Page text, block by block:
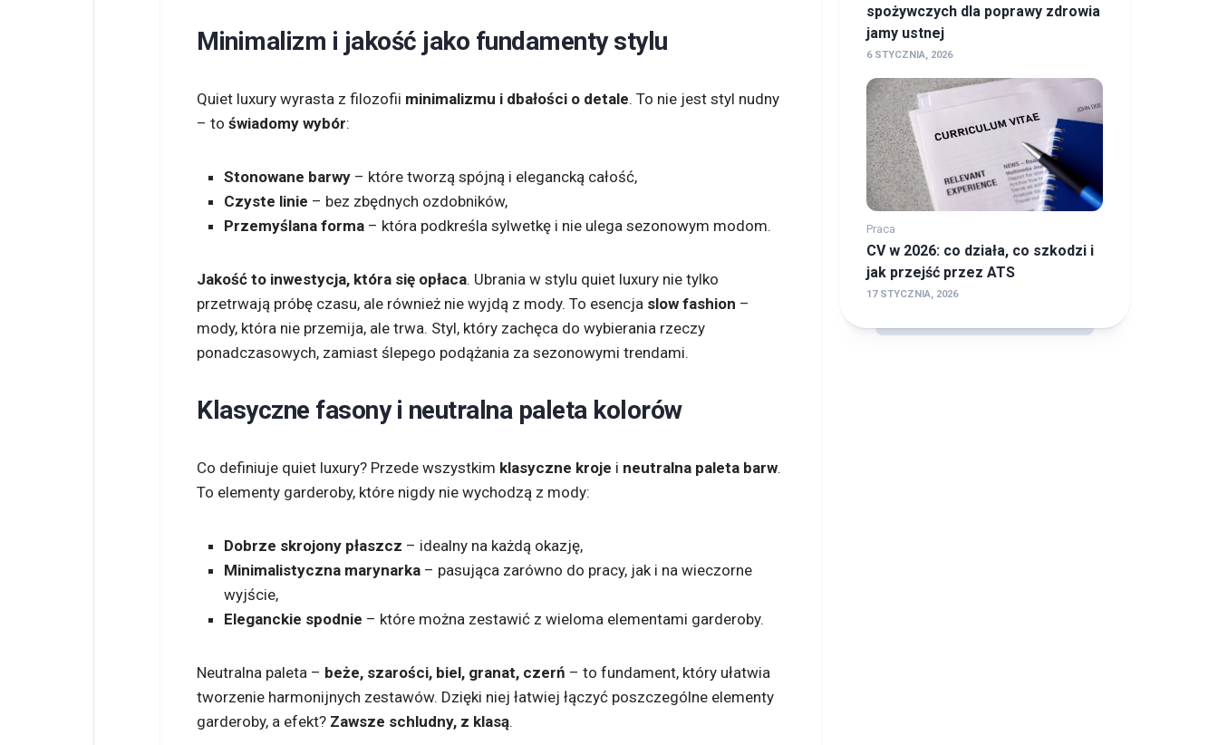
Minimalizm i jakość jako fundamenty stylu
Quiet luxury wyrasta z filozofii minimalizmu i dbałości o detale. To nie jest styl nudny
– to świadomy wybór:
Stonowane barwy – które tworzą spójną i elegancką całość,
Czyste linie – bez zbędnych ozdobników,
Przemyślana forma – która podkreśla sylwetkę i nie ulega sezonowym modom.
Jakość to inwestycja, która się opłaca. Ubrania w stylu quiet luxury nie tylko
przetrwają próbę czasu, ale również nie wyjdą z mody. To esencja slow fashion –
mody, która nie przemija, ale trwa. Styl, który zachęca do wybierania rzeczy
ponadczasowych, zamiast ślepego podążania za sezonowymi trendami.
Klasyczne fasony i neutralna paleta kolorów
Co definiuje quiet luxury? Przede wszystkim klasyczne kroje i neutralna paleta barw.
To elementy garderoby, które nigdy nie wychodzą z mody:
Dobrze skrojony płaszcz – idealny na każdą okazję,
Minimalistyczna marynarka – pasująca zarówno do pracy, jak i na wieczorne
wyjście,
Eleganckie spodnie – które można zestawić z wieloma elementami garderoby.
Neutralna paleta – beże, szarości, biel, granat, czerń – to fundament, który ułatwia
tworzenie harmonijnych zestawów. Dzięki niej łatwiej łączyć poszczególne elementy
garderoby, a efekt? Zawsze schludny, z klasą.
spożywczych dla poprawy zdrowia
jamy ustnej
6 STYCZNIA, 2026
Praca
CV w 2026: co działa, co szkodzi i
jak przejść przez ATS
17 STYCZNIA, 2026